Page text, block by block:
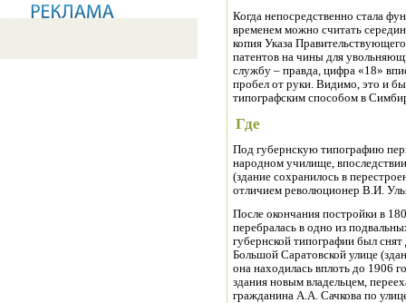
Когда непосредственно стала
временем можно считать
копия Указа
патентов на чины для
службу – правда, цифра «18»
пробел от руки. Видимо, это и
типографским способом в
Где
Под губернскую типографию
народном училище,
(здание сохранилось в
отличием революционер В.И.
После окончания постройки в
перебралась в одно из
губернской типографии был
Большой Саратовской улице
она находилась вплоть до 1906
здания новым владельцем,
гражданина А.А. Сачкова по